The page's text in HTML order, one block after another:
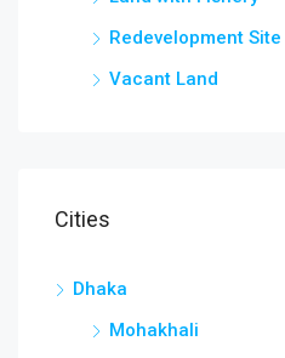
Redevelopment Site
Vacant Land
Cities
Dhaka
Mohakhali